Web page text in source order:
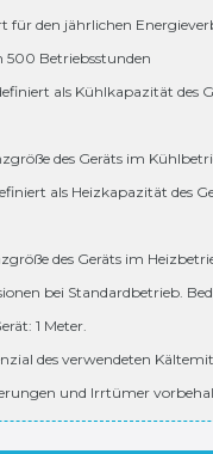
für den jährlichen
Betriebsstunden
als Kühlkapazität des
des Geräts im
als Heizkapazität des
des Geräts im
bei Standardbetrieb.
1 Meter.
des verwendeten
und Irrtümer